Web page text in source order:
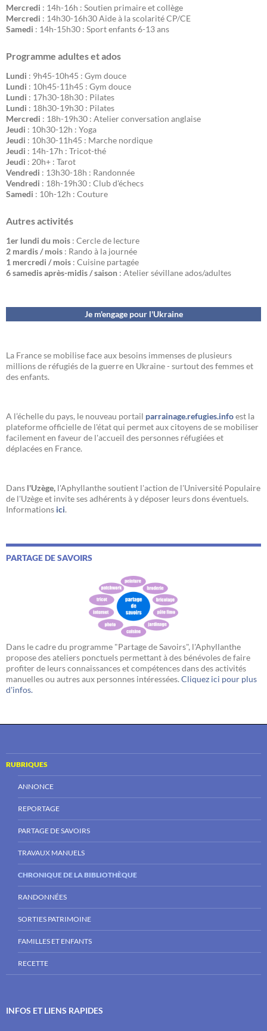
Mercredi : 14h-16h : Soutien primaire et collège
Mercredi : 14h30-16h30 Aide à la scolarité CP/CE
Samedi : 14h-15h30 : Sport enfants 6-13 ans
Programme adultes et ados
Lundi : 9h45-10h45 : Gym douce
Lundi : 10h45-11h45 : Gym douce
Lundi : 17h30-18h30 : Pilates
Lundi : 18h30-19h30 : Pilates
Mercredi : 18h-19h30 : Atelier conversation anglaise
Jeudi : 10h30-12h : Yoga
Jeudi : 10h30-11h45 : Marche nordique
Jeudi : 14h-17h : Tricot-thé
Jeudi : 20h+ : Tarot
Vendredi : 13h30-18h : Randonnée
Vendredi : 18h-19h30 : Club d'échecs
Samedi : 10h-12h : Couture
Autres activités
1er lundi du mois : Cercle de lecture
2 mardis / mois : Rando à la journée
1 mercredi / mois : Cuisine partagée
6 samedis après-midis / saison : Atelier sévillane ados/adultes
Je m'engage pour l'Ukraine
La France se mobilise face aux besoins immenses de plusieurs
millions de réfugiés de la guerre en Ukraine - surtout des femmes et
des enfants.
A l’échelle du pays, le nouveau portail parrainage.refugies.infoest la
plateforme officielle de l'état qui permet aux citoyens de se mobiliser
facilement en faveur de l'accueil des personnes réfugiées et
déplacées en France.
Dans l'Uzège, l'Aphyllanthe soutient l'action de l'Université Populaire
de l'Uzège et invite ses adhérents à y déposer leurs dons éventuels.
Informations ici.
PARTAGE DE SAVOIRS
Dans le cadre du programme "Partage de Savoirs", l'Aphyllanthe
propose des ateliers ponctuels permettant à des bénévoles de faire
profiter de leurs connaissances et compétences dans des activités
manuelles ou autres aux personnes intéressées. Cliquez ici pour plus
d'infos.
RUBRIQUES
ANNONCE
REPORTAGE
PARTAGE DE SAVOIRS
TRAVAUX MANUELS
CHRONIQUE DE LA BIBLIOTHÈQUE
RANDONNÉES
SORTIES PATRIMOINE
FAMILLES ET ENFANTS
RECETTE
INFOS ET LIENS RAPIDES